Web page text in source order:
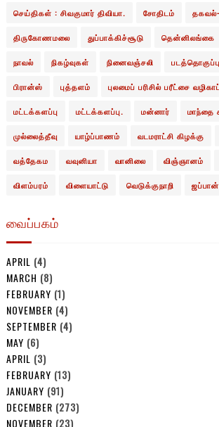
செய்திகள் : சிவகுமார் திவியா. சோதிடம் தகவல்-
திருகோணமலை துப்பாக்கிச்சூடு தென்னிலங்கை
நாவல் நிகழ்வுகள் நினைவஞ்சலி படத்தொகுப்பு
பிரான்ஸ் புத்தளம் புலமைப் பரிசில் பரீட்சை
மட்டக்களப்பு மட்டக்களப்பு. மன்னார் மாந்தை
முல்லைத்தீவு யாழ்ப்பாணம் வடமராட்சி கிழக்கு
வத்தேகம வவுனியா வானிலை விஞ்ஞானம்
விளம்பரம் விளையாட்டு வெடுக்குநாறி ஜப்பான்
வைப்பகம்
APRIL (4)
MARCH (8)
FEBRUARY (1)
NOVEMBER (4)
SEPTEMBER (4)
MAY (6)
APRIL (3)
FEBRUARY (13)
JANUARY (91)
DECEMBER (273)
NOVEMBER (23)